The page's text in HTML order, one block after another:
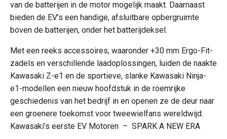
van de batterijen in de motor mogelijk maakt. Daarnaast
bieden de EV’s een handige, afsluitbare opbergruimte
boven de batterijen, onder het batterijdeksel.
Met een reeks accessoires, waaronder +30 mm Ergo-Fit-
zadels en verschillende laadoplossingen, luiden de naakte
Kawasaki Z-e1 en de sportieve, slanke Kawasaki Ninja-
e1-modellen een nieuw hoofdstuk in de roemrijke
geschiedenis van het bedrijf in en openen ze de deur naar
een groenere toekomst voor tweewielfans wereldwijd.
Kawasaki’s eerste EV Motoren – SPARK A NEW ERA